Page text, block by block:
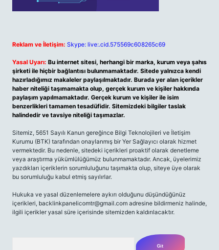
Reklam ve İletişim: Skype: live:.cid.575569c608265c69
Yasal Uyarı: Bu internet sitesi, herhangi bir marka, kurum veya şahıs
şirketi ile hiçbir bağlantısı bulunmamaktadır. Sitede yalnızca kendi
hazırladığımız makaleler paylaşılmaktadır. Burada yer alan içerikler
haber niteliği taşımamakta olup, gerçek kurum ve kişiler hakkında
paylaşım yapılmamaktadır. Gerçek kurum ve kişiler ile isim
benzerlikleri tamamen tesadüfidir. Sitemizdeki bilgiler taslak
halindedir ve tavsiye niteliği taşımazlar.
Sitemiz, 5651 Sayılı Kanun gereğince Bilgi Teknolojileri ve İletişim
Kurumu (BTK) tarafından onaylanmış bir Yer Sağlayıcı olarak hizmet
vermektedir. Bu nedenle, sitedeki içerikleri proaktif olarak denetleme
veya araştırma yükümlülüğümüz bulunmamaktadır. Ancak, üyelerimiz
yazdıkları içeriklerin sorumluluğunu taşımakta olup, siteye üye olarak
bu sorumluluğu kabul etmiş sayılırlar.
Hukuka ve yasal düzenlemelere aykırı olduğunu düşündüğünüz
içerikleri, backlinkpanelicomtr@gmail.com adresine bildirmeniz halinde,
ilgili içerikler yasal süre içerisinde sitemizden kaldırılacaktır.